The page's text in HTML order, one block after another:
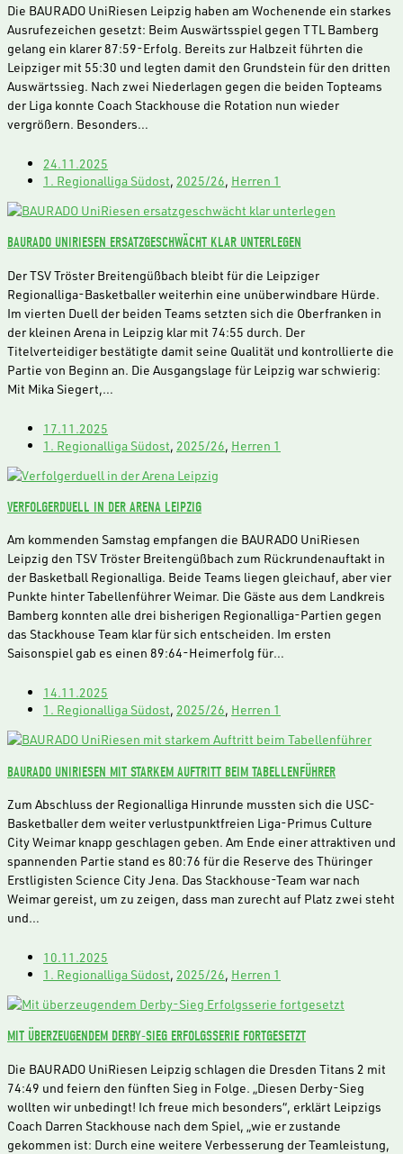
Die BAURADO UniRiesen Leipzig haben am Wochenende ein starkes
Ausrufezeichen gesetzt: Beim Auswärtsspiel gegen TTL Bamberg
gelang ein klarer 87:59-Erfolg. Bereits zur Halbzeit führten die
Leipziger mit 55:30 und legten damit den Grundstein für den dritten
Auswärtssieg. Nach zwei Niederlagen gegen die beiden Topteams
der Liga konnte Coach Stackhouse die Rotation nun wieder
vergrößern. Besonders…
24.11.2025
1. Regionalliga Südost, 2025/26, Herren 1
BAURADO UNIRIESEN ERSATZGESCHWÄCHT KLAR UNTERLEGEN
Der TSV Tröster Breitengüßbach bleibt für die Leipziger
Regionalliga-Basketballer weiterhin eine unüberwindbare Hürde.
Im vierten Duell der beiden Teams setzten sich die Oberfranken in
der kleinen Arena in Leipzig klar mit 74:55 durch. Der
Titelverteidiger bestätigte damit seine Qualität und kontrollierte die
Partie von Beginn an. Die Ausgangslage für Leipzig war schwierig:
Mit Mika Siegert,…
17.11.2025
1. Regionalliga Südost, 2025/26, Herren 1
VERFOLGERDUELL IN DER ARENA LEIPZIG
Am kommenden Samstag empfangen die BAURADO UniRiesen
Leipzig den TSV Tröster Breitengüßbach zum Rückrundenauftakt in
der Basketball Regionalliga. Beide Teams liegen gleichauf, aber vier
Punkte hinter Tabellenführer Weimar. Die Gäste aus dem Landkreis
Bamberg konnten alle drei bisherigen Regionalliga-Partien gegen
das Stackhouse Team klar für sich entscheiden. Im ersten
Saisonspiel gab es einen 89:64-Heimerfolg für…
14.11.2025
1. Regionalliga Südost, 2025/26, Herren 1
BAURADO UNIRIESEN MIT STARKEM AUFTRITT BEIM TABELLENFÜHRER
Zum Abschluss der Regionalliga Hinrunde mussten sich die USC-
Basketballer dem weiter verlustpunktfreien Liga-Primus Culture
City Weimar knapp geschlagen geben. Am Ende einer attraktiven und
spannenden Partie stand es 80:76 für die Reserve des Thüringer
Erstligisten Science City Jena. Das Stackhouse-Team war nach
Weimar gereist, um zu zeigen, dass man zurecht auf Platz zwei steht
und…
10.11.2025
1. Regionalliga Südost, 2025/26, Herren 1
MIT ÜBERZEUGENDEM DERBY-SIEG ERFOLGSSERIE FORTGESETZT
Die BAURADO UniRiesen Leipzig schlagen die Dresden Titans 2 mit
74:49 und feiern den fünften Sieg in Folge. „Diesen Derby-Sieg
wollten wir unbedingt! Ich freue mich besonders“, erklärt Leipzigs
Coach Darren Stackhouse nach dem Spiel, „wie er zustande
gekommen ist: Durch eine weitere Verbesserung der Teamleistung,